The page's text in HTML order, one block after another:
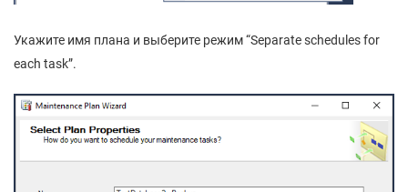
Укажите имя плана и выберите режим “Separate schedules for
each task”.